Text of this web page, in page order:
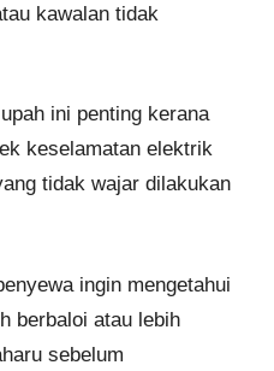
kawalan tidak
ini penting kerana
keselamatan elektrik
tidak wajar dilakukan
ingin mengetahui
berbaloi atau lebih
sebelum